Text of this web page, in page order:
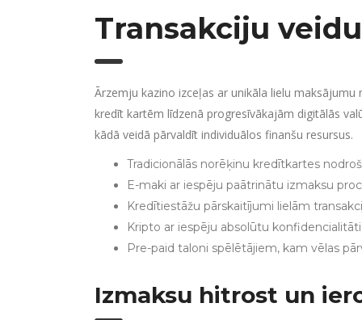
Transakciju
Ārzemju kazino izceļas ar unikāla lielu
kredīt kartēm līdzenā progresīvākajām digitālās
kādā veidā pārvaldīt individuālos finanšu resursus.
Tradicionālās norēķinu kredītkartes
E-maki ar iespēju paātrinātu izmaksu
Kredītiestāžu pārskaitījumi lielām
Kripto ar iespēju absolūtu
Pre-paid taloni spēlētājiem, kam vēlas
Izmaksu hitrost un